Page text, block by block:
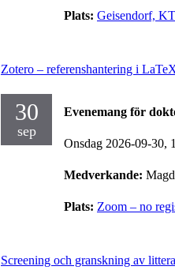
Plats: Geisendorf,
Zotero – referenshantering i
30
sep
Evenemang för
Onsdag 2026-09-30,
Medverkande:
Plats: Zoom – no
Screening och granskning av